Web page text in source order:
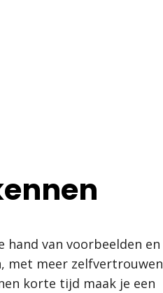
hand van voorbeelden en
met meer zelfvertrouwen
korte tijd maak je een